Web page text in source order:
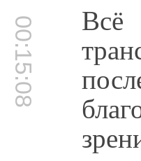
00:15:08 Всё